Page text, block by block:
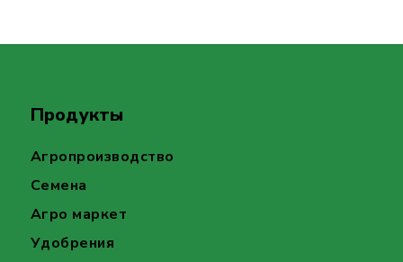
Продукты
Агропроизводство
Семена
Агро маркет
Удобрения